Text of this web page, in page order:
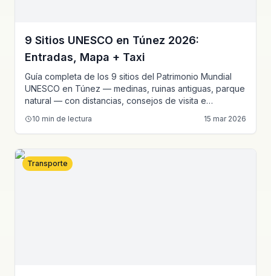
9 Sitios UNESCO en Túnez 2026:
Entradas, Mapa + Taxi
Guía completa de los 9 sitios del Patrimonio Mundial
UNESCO en Túnez — medinas, ruinas antiguas, parque
natural — con distancias, consejos de visita e
10 min de lectura 15 mar 2026
Transporte